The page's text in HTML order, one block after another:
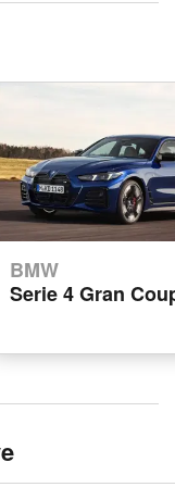
BMW
Serie 4 Gran